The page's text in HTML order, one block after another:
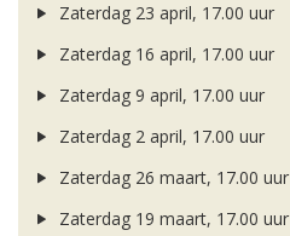
Zaterdag 23 april, 17.00 uur
Zaterdag 16 april, 17.00 uur
Zaterdag 9 april, 17.00 uur
Zaterdag 2 april, 17.00 uur
Zaterdag 26 maart, 17.00 uur
Zaterdag 19 maart, 17.00 uur